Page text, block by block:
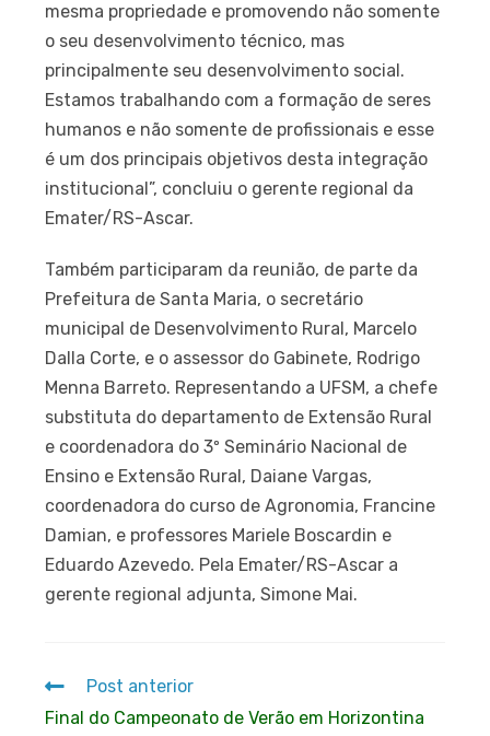
mesma propriedade e promovendo não somente
o seu desenvolvimento técnico, mas
principalmente seu desenvolvimento social.
Estamos trabalhando com a formação de seres
humanos e não somente de profissionais e esse
é um dos principais objetivos desta integração
institucional”, concluiu o gerente regional da
Emater/RS-Ascar.
Também participaram da reunião, de parte da
Prefeitura de Santa Maria, o secretário
municipal de Desenvolvimento Rural, Marcelo
Dalla Corte, e o assessor do Gabinete, Rodrigo
Menna Barreto. Representando a UFSM, a chefe
substituta do departamento de Extensão Rural
e coordenadora do 3º Seminário Nacional de
Ensino e Extensão Rural, Daiane Vargas,
coordenadora do curso de Agronomia, Francine
Damian, e professores Mariele Boscardin e
Eduardo Azevedo. Pela Emater/RS-Ascar a
gerente regional adjunta, Simone Mai.
Post anterior
Final do Campeonato de Verão em Horizontina